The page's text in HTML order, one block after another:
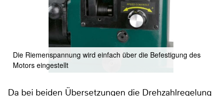
Die Riemenspannung wird einfach über die Befestigung des
Motors eingestellt
Da bei beiden Übersetzungen die Drehzahlregelung